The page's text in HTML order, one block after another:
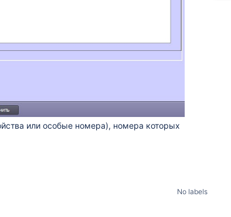
или особые номера), номера которых
No labels